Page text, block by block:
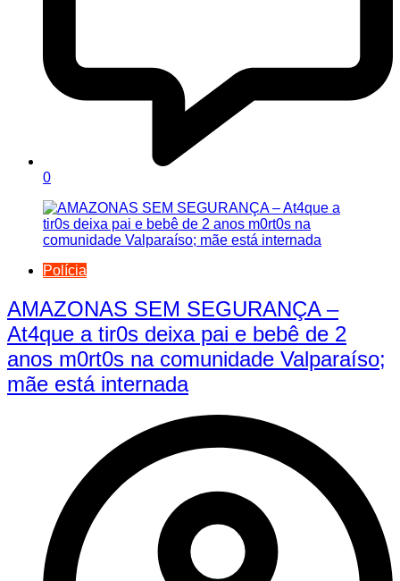
0
Polícia
AMAZONAS SEM SEGURANÇA –
At4que a tir0s deixa pai e bebê de 2
anos m0rt0s na comunidade Valparaíso;
mãe está internada